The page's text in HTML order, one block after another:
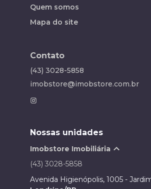
Quem somos
Mapa do site
Contato
(43) 3028-5858
imobstore@imobstore.com.br
Nossas unidades
Imobstore Imobiliária
(43) 3028-5858
Avenida Higienópolis, 1005 -